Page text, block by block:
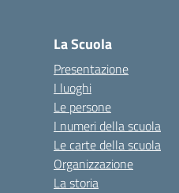
La Scuola
Presentazione
I luoghi
Le persone
I numeri della scuola
Le carte della scuola
Organizzazione
La storia